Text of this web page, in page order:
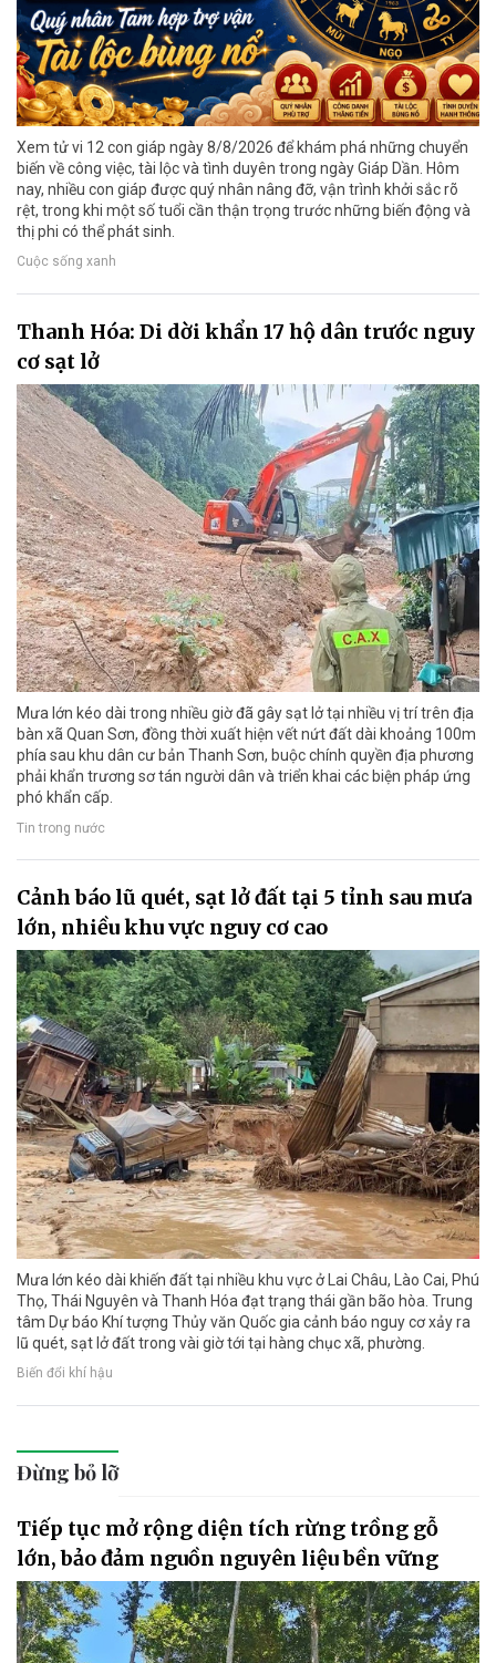
Xem tử vi 12 con giáp ngày 8/8/2026 để khám phá những chuyển
biến về công việc, tài lộc và tình duyên trong ngày Giáp Dần. Hôm
nay, nhiều con giáp được quý nhân nâng đỡ, vận trình khởi sắc rõ
rệt, trong khi một số tuổi cần thận trọng trước những biến động và
thị phi có thể phát sinh.
Cuộc sống xanh
Thanh Hóa: Di dời khẩn 17 hộ dân trước nguy
cơ sạt lở
Mưa lớn kéo dài trong nhiều giờ đã gây sạt lở tại nhiều vị trí trên địa
bàn xã Quan Sơn, đồng thời xuất hiện vết nứt đất dài khoảng 100m
phía sau khu dân cư bản Thanh Sơn, buộc chính quyền địa phương
phải khẩn trương sơ tán người dân và triển khai các biện pháp ứng
phó khẩn cấp.
Tin trong nước
Cảnh báo lũ quét, sạt lở đất tại 5 tỉnh sau mưa
lớn, nhiều khu vực nguy cơ cao
Mưa lớn kéo dài khiến đất tại nhiều khu vực ở Lai Châu, Lào Cai, Phú
Thọ, Thái Nguyên và Thanh Hóa đạt trạng thái gần bão hòa. Trung
tâm Dự báo Khí tượng Thủy văn Quốc gia cảnh báo nguy cơ xảy ra
lũ quét, sạt lở đất trong vài giờ tới tại hàng chục xã, phường.
Biến đổi khí hậu
Đừng bỏ lỡ
Tiếp tục mở rộng diện tích rừng trồng gỗ
lớn, bảo đảm nguồn nguyên liệu bền vững